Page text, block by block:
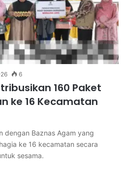
6
160 Paket
ke 16 Kecamatan
dengan Baznas Agam yang
ke 16 kecamatan secara
sesama.